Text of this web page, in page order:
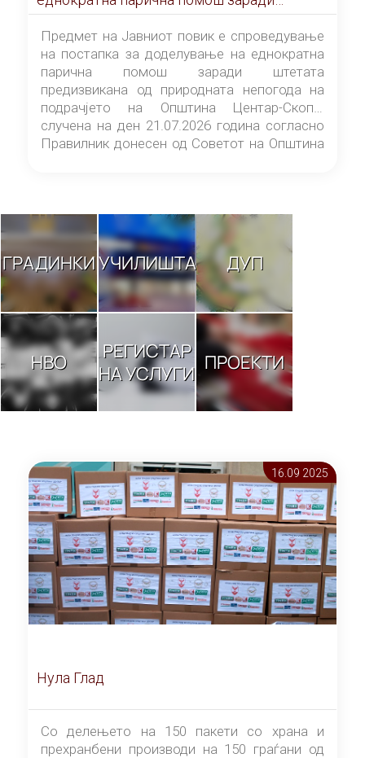
штетата предизвикана од природната
непогода на подрачјето на Општина
Центар-Скопје случена на ден 21.07.2026
година
Предмет на Јавниот повик е спроведување
на постапка за доделување на еднократна
парична помош заради штетата
предизвикана од природната непогода на
подрачјето на Општина Центар-Скопје
случена на ден 21.07.2026 година согласно
Правилник донесен од Советот на Општина
ГРАДИНКИУЧИЛИШТА ДУП
НВО
РЕГИСТАР
НА УСЛУГИ ПРОЕКТИ
16.09 2025
Нула Глад
Со делењето на 150 пакети со храна и
прехранбени производи на 150 граѓани од